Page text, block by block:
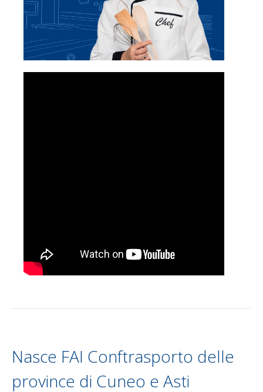
Nasce FAI Conftrasporto delle
province di Cuneo e Asti